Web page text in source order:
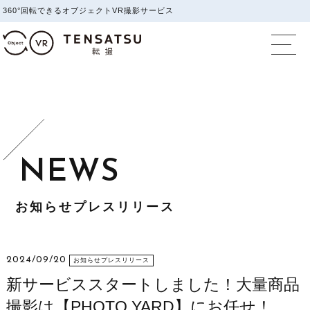
360°回転できるオブジェクトVR撮影サービス
オブジェクトVR
お知らせプレスリリース
2024/09/20 お知らせプレスリリース
新サービススタートしました！大量商品
撮影は【PHOTO YARD】にお任せ！